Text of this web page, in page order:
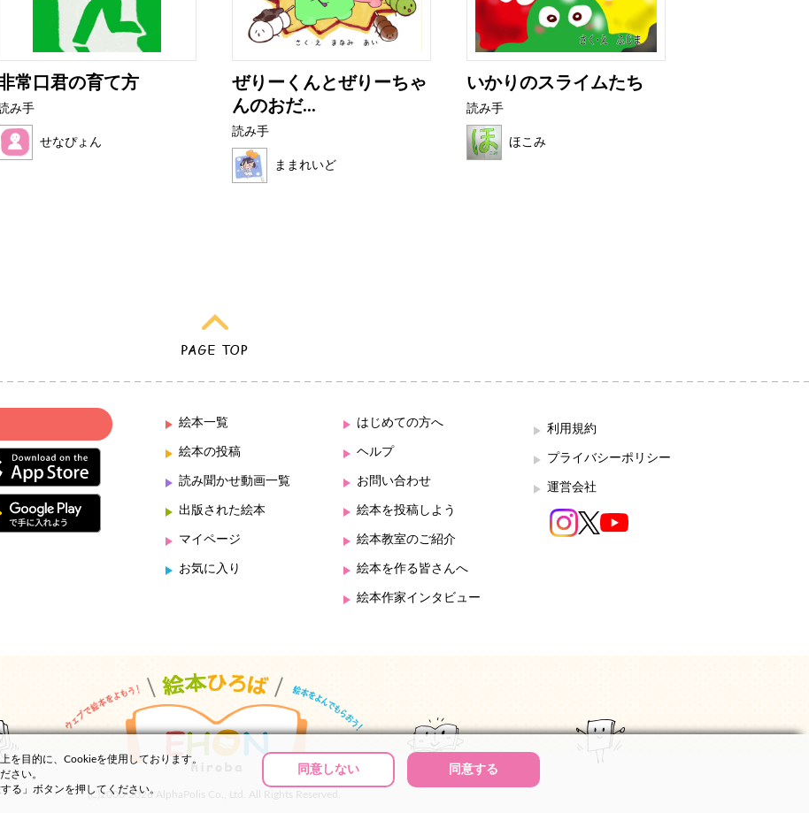
常口君の育て方
み手
せなぴょん
ぜりーくんとぜりーちゃ
んのおだ...
読み手
ままれいど
いかりのスライムたち
読み手
ほこみ
絵本一覧
絵本の投稿
読み聞かせ動画一覧
出版された絵本
マイページ
お気に入り
はじめての方へ
ヘルプ
お問い合わせ
絵本を投稿しよう
絵本教室のご紹介
絵本を作る皆さんへ
絵本作家インタビュー
利用規約
プライバシーポリシー
運営会社
(C)2000-2026 AlphaPolis Co., Ltd. All Rights Reserved.
を目的に、Cookieを使用しております。
さい。
る」ボタンを押してください。
同意しない 同意する